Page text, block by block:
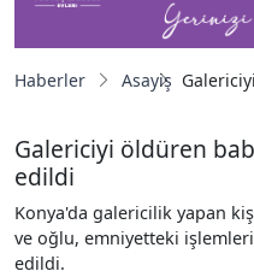
Haberler Asayiş
Galericiyi öldüren
edildi
Konya'da galericilik yapan
ve oğlu, emniyetteki
edildi.